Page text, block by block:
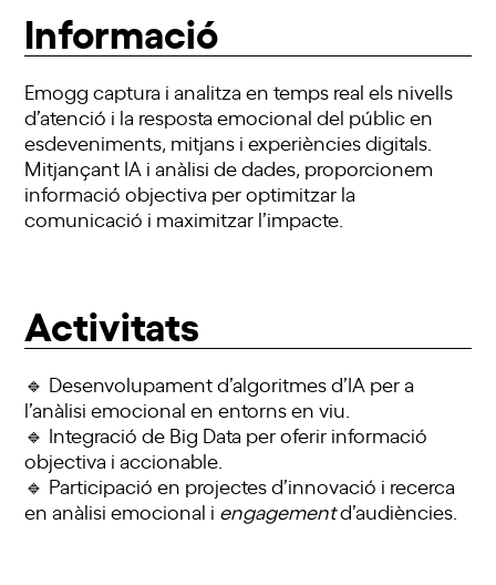
Informació
Emogg captura i analitza en temps real els nivells
d’atenció i la resposta emocional del públic en
esdeveniments, mitjans i experiències digitals.
Mitjançant IA i anàlisi de dades, proporcionem
informació objectiva per optimitzar la
comunicació i maximitzar l’impacte.
Activitats
🔹 Desenvolupament d’algoritmes d’IA per a
l’anàlisi emocional en entorns en viu.
🔹 Integració de Big Data per oferir informació
objectiva i accionable.
🔹 Participació en projectes d’innovació i recerca
en anàlisi emocional i engagementd’audiències.